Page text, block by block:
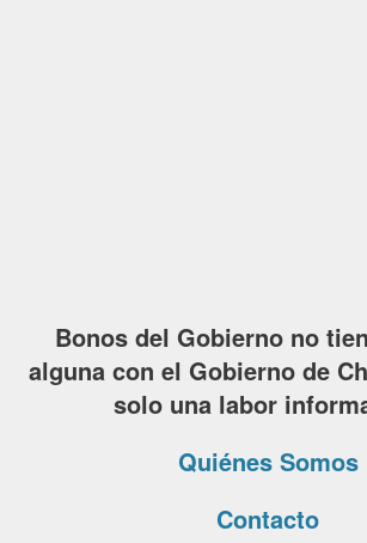
Bonos del Gobierno no
alguna con el Gobierno de
solo una labor
Quiénes Somos
Contacto